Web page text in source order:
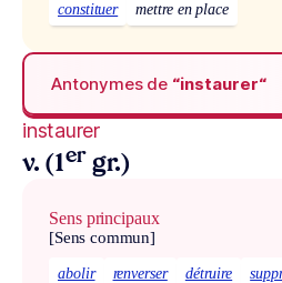
constituer
mettre en place
Antonymes de “instaurer“
instaurer
v. (1er gr.)
Sens principaux
[Sens commun]
abolir renverser détruire